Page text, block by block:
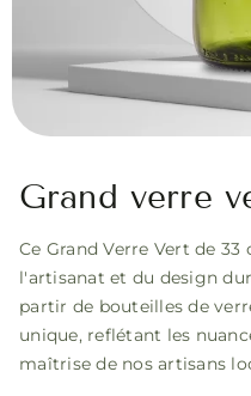
Grand verre
Ce Grand Verre Vert de
l'artisanat et du design
partir de bouteilles de
unique, reflétant les
maîtrise de nos artisans